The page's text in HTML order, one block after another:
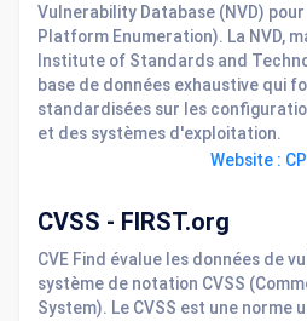
Vulnerability Database (NVD) pour
Platform Enumeration). La NVD,
Institute of Standards and
base de données exhaustive qui
standardisées sur les
et des systèmes d'exploitation.
Website :
CVSS - FIRST.org
CVE Find évalue les données de
système de notation CVSS
System). Le CVSS est une norme